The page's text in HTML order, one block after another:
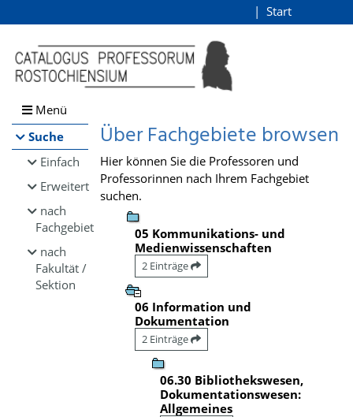
Browsen
direkt zum Inhalt
Start
Menü
Suche
Einfach
Erweitert
nach
Fachgebiet
nach
Fakultät /
Sektion
Über Fachgebiete browsen
Hier können Sie die Professoren und
Professorinnen nach Ihrem Fachgebiet
suchen.
05 Kommunikations- und
Medienwissenschaften
2 Einträge
06 Information und
Dokumentation
2 Einträge
06.30 Bibliothekswesen,
Dokumentationswesen:
Allgemeines